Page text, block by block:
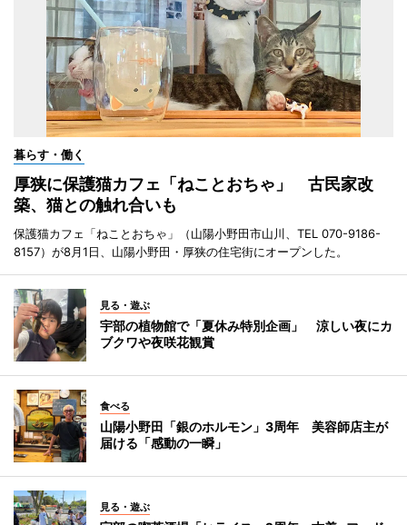
暮らす・働く
厚狭に保護猫カフェ「ねことおちゃ」 古民家改
築、猫との触れ合いも
保護猫カフェ「ねことおちゃ」（山陽小野田市山川、TEL 070-9186-
8157）が8月1日、山陽小野田・厚狭の住宅街にオープンした。
見る・遊ぶ
宇部の植物館で「夏休み特別企画」 涼しい夜にカ
ブクワや夜咲花観賞
食べる
山陽小野田「銀のホルモン」3周年 美容師店主が
届ける「感動の一瞬」
見る・遊ぶ